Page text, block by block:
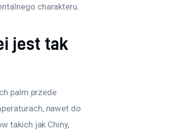
charakteru.
jest tak
palm przede
nawet do
takich jak Chiny,